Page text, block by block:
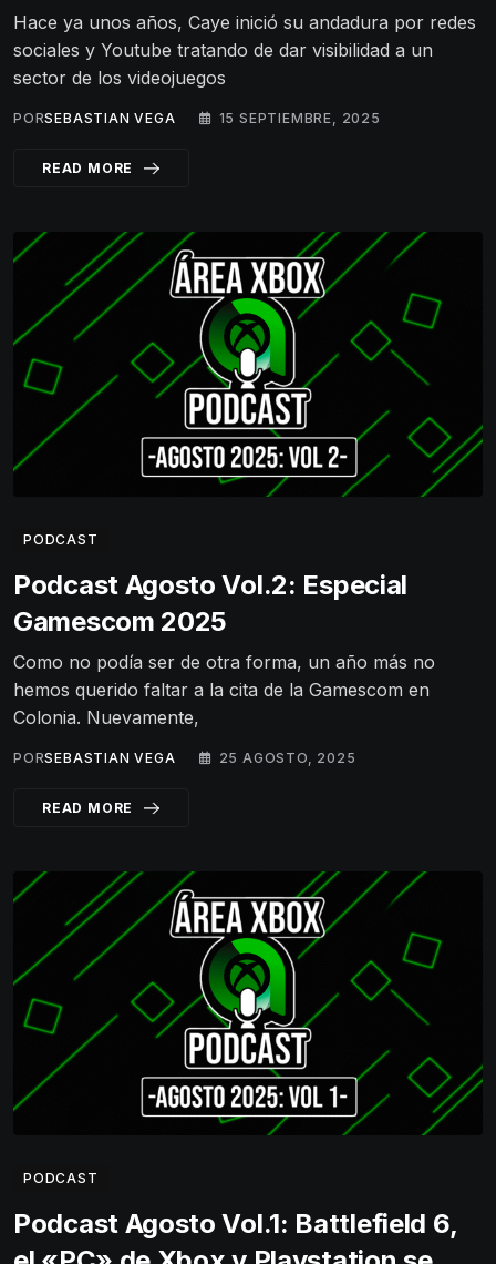
Hace ya unos años, Caye inició su andadura por redes
sociales y Youtube tratando de dar visibilidad a un
sector de los videojuegos
PORSEBASTIAN VEGA 15 SEPTIEMBRE, 2025
READ MORE
PODCAST
Podcast Agosto Vol.2: Especial
Gamescom 2025
Como no podía ser de otra forma, un año más no
hemos querido faltar a la cita de la Gamescom en
Colonia. Nuevamente,
PORSEBASTIAN VEGA 25 AGOSTO, 2025
READ MORE
PODCAST
Podcast Agosto Vol.1: Battlefield 6,